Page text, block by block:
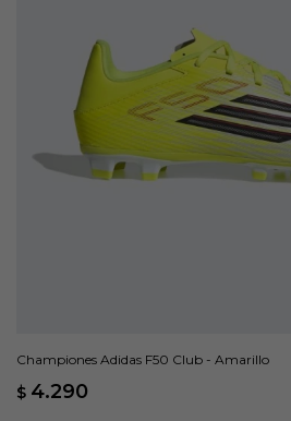
Championes Adidas F50 Club - Amarillo
$ 4.290